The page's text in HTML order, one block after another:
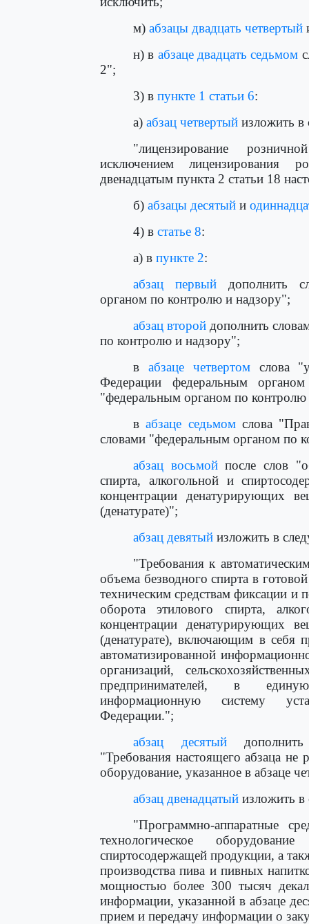
м) абзацы двадцать четвертый
н) в абзаце двадцать седьмом
2";
3) в пункте 1 статьи 6:
а) абзац четвертый изложить
"лицензирование
исключением лицензирования
двенадцатым пункта 2 статьи 18
б) абзацы десятый и
4) в статье 8:
а) в пункте 2:
абзац первыйдополнить
органом по контролю и надзору";
абзац второй дополнить
по контролю и надзору";
в абзаце четвертомслова
Федерации федеральным
"федеральным органом по
вабзаце седьмомслова
словами "федеральным органом по
абзац восьмойпосле слов
спирта, алкогольной и
концентрации денатурирующих
(денатурате)";
абзац девятый изложить в
"Требования к
объема безводного спирта в
техническим средствам фиксации и
оборота этилового спирта,
концентрации денатурирующих
(денатурате), включающим в себя
автоматизированной
организаций,
предпринимателей, в единую
информационную систему
Федерации.";
абзац десятыйдополнить
"Требования настоящего абзаца не
оборудование, указанное в абзаце
абзац двенадцатый изложить
"Программно-аппаратные
технологическое
спиртосодержащей продукции, а
производства пива и пивных
мощностью более 300 тысяч
информации, указанной в абзаце
прием и передачу информации о